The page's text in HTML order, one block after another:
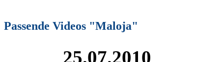
Passende Videos "Maloja"
25.07.2010